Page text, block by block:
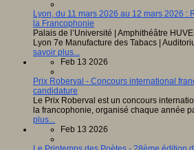
Lyon, du 11 mars 2026 au 12 mars 2026 :
la Francophonie
Palais de l’Université | Amphithéâtre
Lyon 7e Manufacture des Tabacs |
savoir plus...
Feb 13 2026
Prix Roberval - Concours international
candidature
Le Prix Roberval est un concours
la francophonie, organisé chaque année
plus...
Feb 13 2026